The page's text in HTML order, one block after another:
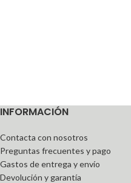
INFORMACIÓN
Contacta con nosotros
Preguntas frecuentes y pago
Gastos de entrega y envío
Devolución y garantía